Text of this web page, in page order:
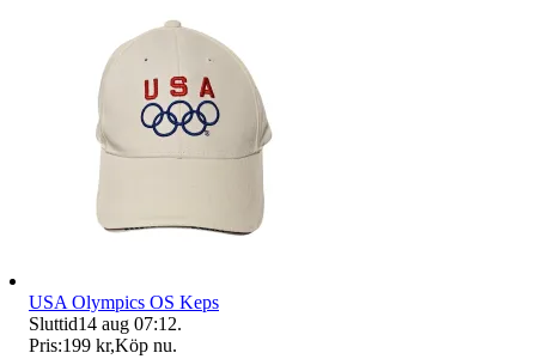
USA Olympics OS Keps
Sluttid14 aug 07:12.
Pris:199 kr,Köp nu.